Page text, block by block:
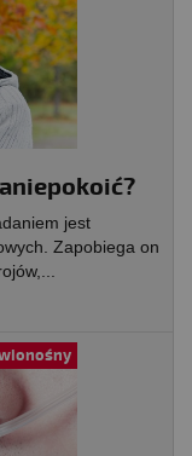
jest
Zapobiega on